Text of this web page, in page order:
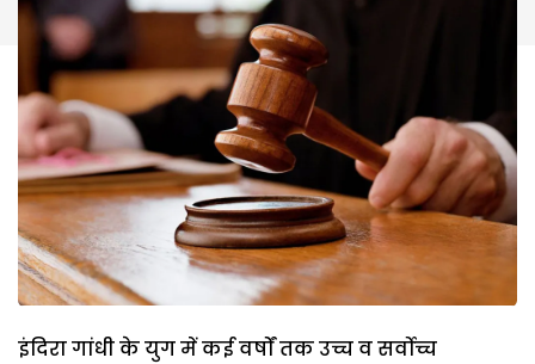
इंदिरा गांधी के युग में कई वर्षों तक उच्च व सर्वोच्च